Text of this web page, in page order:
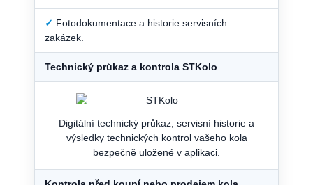
✓ Fotodokumentace a historie servisních
zakázek.
Technický průkaz a kontrola STKolo
Digitální technický průkaz, servisní historie a
výsledky technických kontrol vašeho kola
bezpečně uložené v aplikaci.